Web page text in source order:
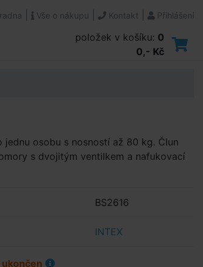
Vše o nákupu Kontakt Přihlášení
položek v košíku: 0
0,- Kč
jednu osobu s nosností až 80 kg. Člun
s dvojitým ventilkem a nafukovací
BS2616
INTEX